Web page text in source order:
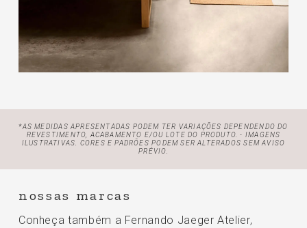
*AS MEDIDAS APRESENTADAS PODEM TER VARIAÇÕES DEPENDENDO DO
REVESTIMENTO, ACABAMENTO E/OU LOTE DO PRODUTO. - IMAGENS
ILUSTRATIVAS. CORES E PADRÕES PODEM SER ALTERADOS SEM AVISO
PRÉVIO.
nossas marcas
Conheça também a Fernando Jaeger Atelier,